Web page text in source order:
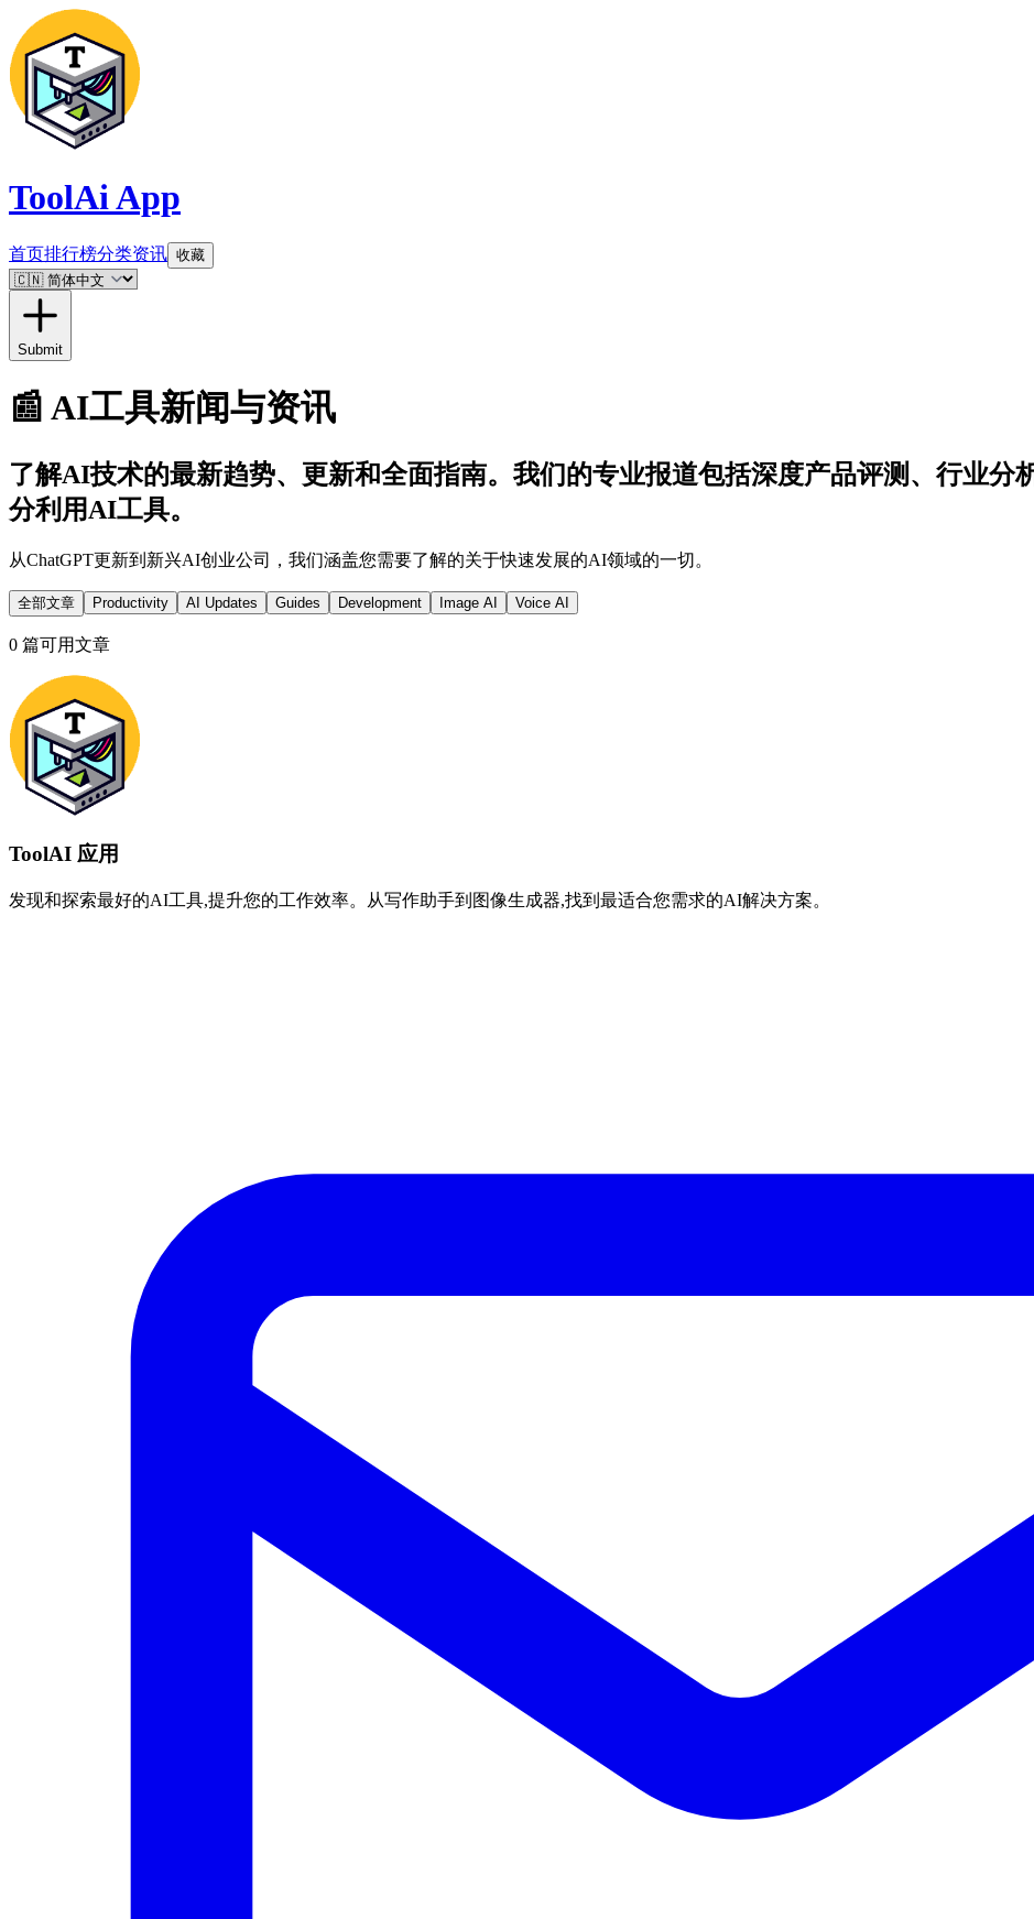
ToolAi App
首页排行榜分类资讯 收藏
Submit
📰 AI工具新闻与资讯
了解AI技术的最新趋势、更新和全面指南。我们的专业报道包括深度产品评测、行业分
分利用AI工具。
从ChatGPT更新到新兴AI创业公司，我们涵盖您需要了解的关于快速发展的AI领域的一切。
全部文章 Productivity AI Updates Guides Development Image AI Voice AI
0 篇可用文章
ToolAI 应用
发现和探索最好的AI工具,提升您的工作效率。从写作助手到图像生成器,找到最适合您需求的AI解决方案。